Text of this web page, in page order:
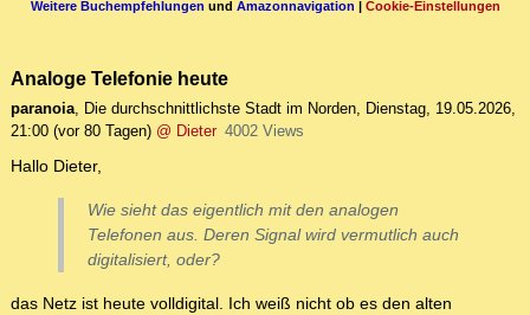
Weitere Buchempfehlungen und Amazonnavigation | Cookie-Einstellungen
Analoge Telefonie heute
paranoia, Die durchschnittlichste Stadt im Norden, Dienstag, 19.05.2026,
21:00 (vor 80 Tagen) @ Dieter 4002 Views
Hallo Dieter,
Wie sieht das eigentlich mit den analogen
Telefonen aus. Deren Signal wird vermutlich auch
digitalisiert, oder?
das Netz ist heute volldigital. Ich weiß nicht ob es den alten